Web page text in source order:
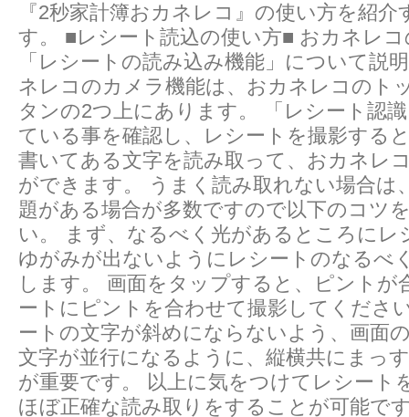
『2秒家計簿おカネレコ』の使い方を紹
す。 ■レシート読込の使い方■ おカネレ
「レシートの読み込み機能」について説
ネレコのカメラ機能は、おカネレコのト
タンの2つ上にあります。 「レシート認
ている事を確認し、レシートを撮影する
書­いてある文字を読み取って、おカネレ
ができます。 うまく読み取れない場合は
題がある場合が多数ですので以下のコツ
い。 まず、なるべく光があるところにレ
ゆがみが出ないようにレシートのなる­べ
します。 画面をタップすると、ピントが
ートにピントを合わせて撮影してくださ
ートの文字が斜めにならないよう、画面
文字が並行になるよ­うに、縦横共にまっ
が重要です。 以上に気をつけてレシート
ほぼ正確な読み取りをすることが可能で